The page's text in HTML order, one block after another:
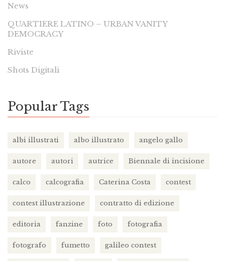
News
QUARTIERE LATINO – URBAN VANITY
DEMOCRACY
Riviste
Shots Digitali
Popular Tags
albi illustrati albo illustrato angelo gallo
autore autori autrice Biennale di incisione
calco calcografia Caterina Costa contest
contest illustrazione contratto di edizione
editoria fanzine foto fotografia
fotografo fumetto galileo contest